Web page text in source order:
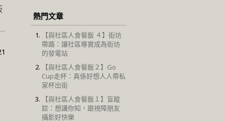
熱門文章
【與社區人食餐飯 ４】街坊
帶路：讓社區導賞成為街坊
的發電站
【與社區人食餐飯２】Go
Cup走杯：真係好想人人帶私
家杯出街
【與社區人食餐飯１】盲蹤
踪：想講你知，跟視障朋友
攝影好快樂